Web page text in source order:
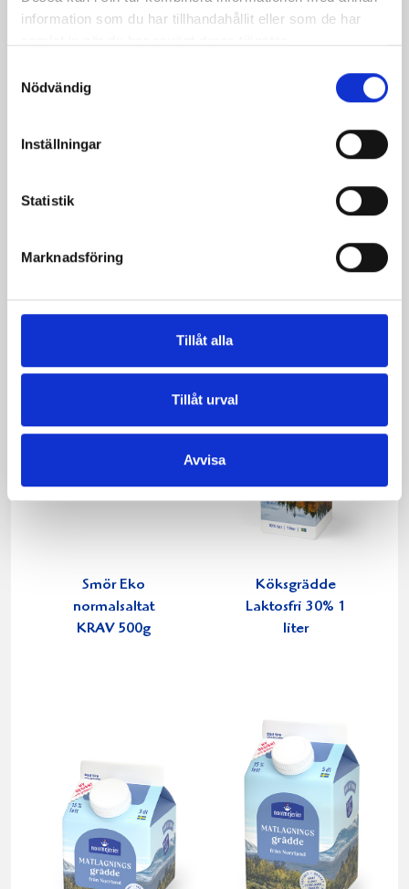
information som du har tillhandahållit eller som de har
Nödvändig
Inställningar
Statistik
Marknadsföring
Tillåt alla
Tillåt urval
Avvisa
1000g
Skogsbärsfil 2,7%
Smör Eko
normalsaltat
KRAV 500g
Köksgrädde
Laktosfri 30% 1
liter